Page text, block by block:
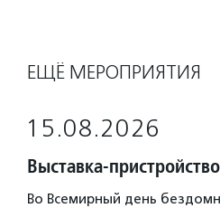
ЕЩЁ МЕРОПРИЯТИЯ
15.08.2026
Выставка-
Во Всемирный день